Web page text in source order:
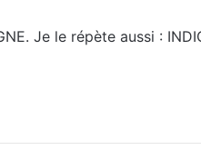
Je le répète aussi :